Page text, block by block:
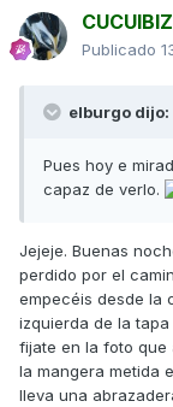
Publicado
elburgo dijo:
Pues hoy e
capaz de verlo.
Jejeje. Buenas
perdido por el
empecéis desde la
izquierda de la
fijate en la foto que
la mangera metida
lleva una